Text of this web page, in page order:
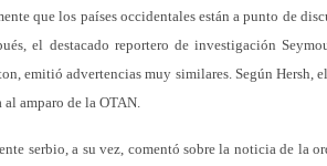
que los países occidentales están a punto de
el destacado reportero de investigación
emitió advertencias muy similares. Según Hersh,
al amparo de la OTAN.
serbio, a su vez, comentó sobre la noticia de la